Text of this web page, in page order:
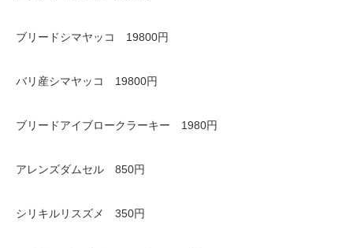
ブリードシマヤッコ 19800円
バリ産シマヤッコ 19800円
ブリードアイブロークラーキー 1980円
アレンズダムセル 850円
シリキルリスズメ 350円